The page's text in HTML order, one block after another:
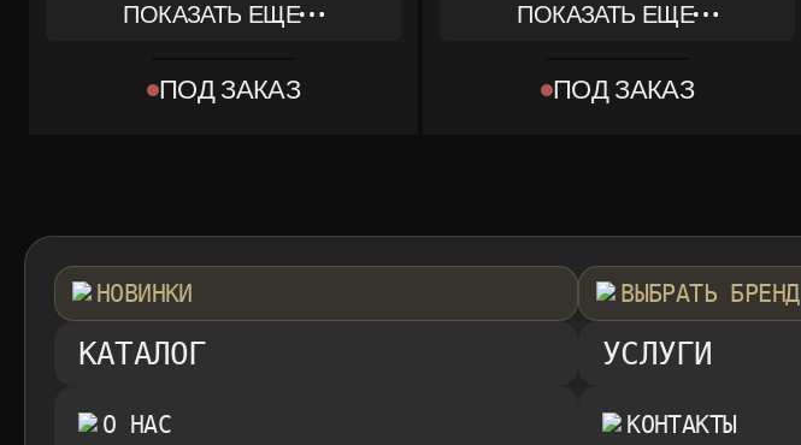
ПОКАЗАТЬ ЕЩЕ
HPI00746ПОД ЗАКАЗ
ПОКАЗАТЬ ЕЩЕ
HPI00748ПОД ЗАКАЗ
НОВИНКИ
КАТАЛОГ
О НАС
ВЫБРАТЬ БРЕНД
УСЛУГИ
КОНТАКТЫ